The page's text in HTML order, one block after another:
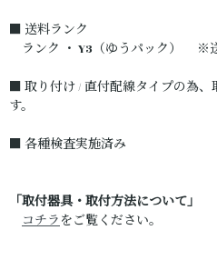
■ 送料ランク
ランク ・ Y3（ゆうパック） ※
■ 取り付け / 直付配線タイプの為
す。
■ 各種検査実施済み
「取付器具・取付方法について」
コチラをご覧ください。